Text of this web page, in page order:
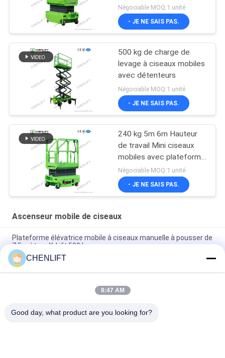
entrepôt
Négociable MOQ:1 unité
- JE NE SAIS PAS.
500 kg de charge de
levage à ciseaux mobiles
avec détenteurs
Négociable MOQ:1 unité
- JE NE SAIS PAS.
240 kg 5m 6m Hauteur
de travail Mini ciseaux
mobiles avec plateforme
d'extension
Négociable MOQ:1 unité
- JE NE SAIS PAS.
Ascenseur mobile de ciseaux
Plateforme élévatrice mobile à ciseaux manuelle à pousser de
7,5 mètres X-Lift 500 kg
Plateforme élévatrice à ciseaux électrique compacte de 14M
avec dispositif motorisé, capacité de charge de 450 kg
Mini Plate-forme élévatrice de 3,9 mètres avec plaque à
CHENLIFT
8:47 AM
Good day, what product are you looking for?